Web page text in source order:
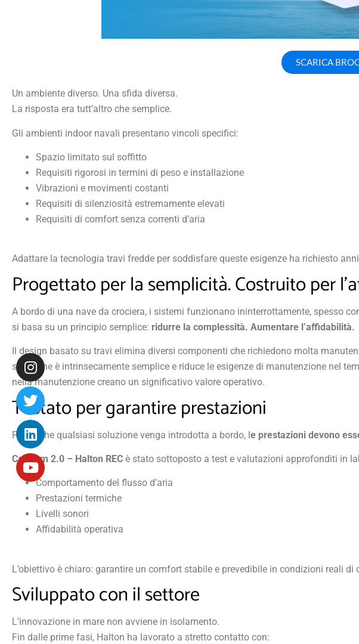
SCARICA
Un ambiente diverso. Una sfida diversa.
La risposta era tutt’altro che semplice.
Gli ambienti indoor navali presentano vincoli specifici:
Spazio limitato sul soffitto
Requisiti rigorosi in termini di peso e installazione
Vibrazioni e movimenti costanti
Requisiti di silenziosità estremamente elevati
Requisiti di comfort senza correnti d’aria
Adattare la tecnologia travi fredde per soddisfare queste esigenze ha richiesto
Progettato per la semplicità. Costruito per
A bordo di una nave da crociera, i sistemi funzionano ininterrottamente, spesso
si basa su un principio semplice: ridurre la complessità. Aumentare l’affidabilità.
Il design basato su travi elimina diversi componenti che richiedono molta
soluzione è intrinsecamente semplice e riduce le esigenze di manutenzione nel
nella manutenzione creano un significativo valore operativo.
Testato per garantire prestazioni
Prima che qualsiasi soluzione venga introdotta a bordo, le prestazioni devono
CaBeam 2.0 – Halton REC è stato sottoposto a test e valutazioni approfonditi in
Comportamento del flusso d’aria
Prestazioni termiche
Livelli sonori
Affidabilità operativa
L’obiettivo è chiaro: garantire un comfort stabile e prevedibile in condizioni reali di
Sviluppato con il settore
L’innovazione in mare non avviene in isolamento.
Fin dalle prime fasi, Halton ha lavorato a stretto contatto con: